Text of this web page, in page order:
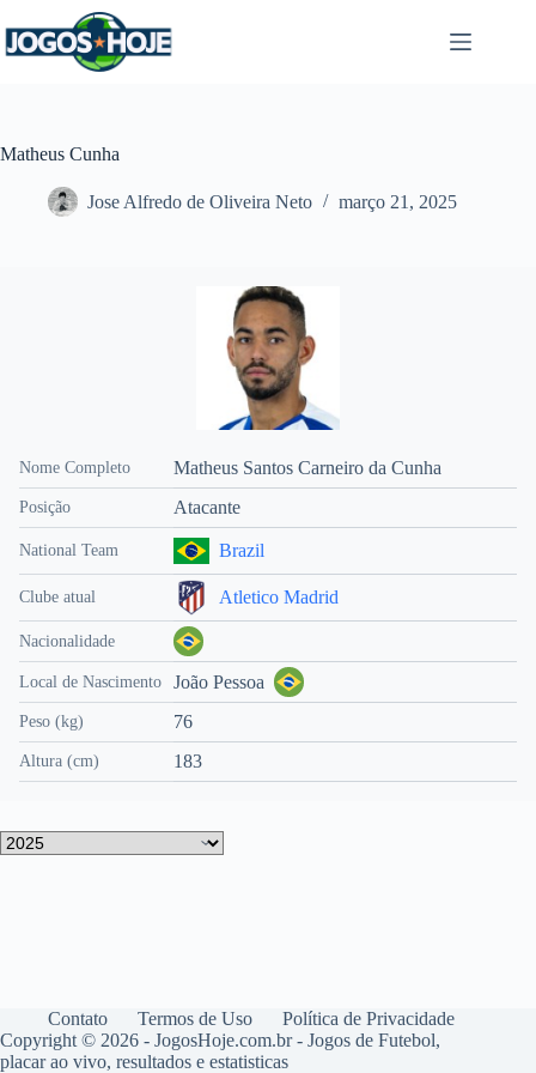
para
o
Matheus Cunha
Jose Alfredo de Oliveira Neto março 21, 2025
Nome Completo Matheus Santos Carneiro da Cunha
Posição Atacante
National Team Brazil
Clube atual Atletico Madrid
Nacionalidade
Local de Nascimento João Pessoa
Peso (kg) 76
Altura (cm) 183
Contato Termos de Uso
Política de Privacidade
Copyright © 2026 - JogosHoje.com.br - Jogos de Futebol,
placar ao vivo, resultados e estatisticas